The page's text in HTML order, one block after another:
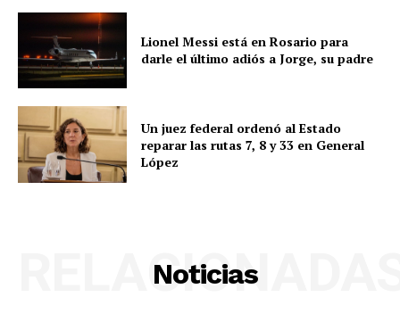
Lionel Messi está en Rosario para
darle el último adiós a Jorge, su padre
Un juez federal ordenó al Estado
reparar las rutas 7, 8 y 33 en General
López
Noticias